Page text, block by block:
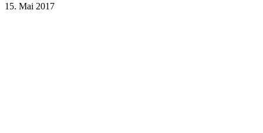
15. Mai 2017